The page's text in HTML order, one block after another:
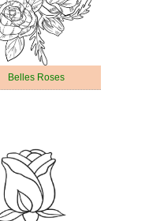
Belles Roses